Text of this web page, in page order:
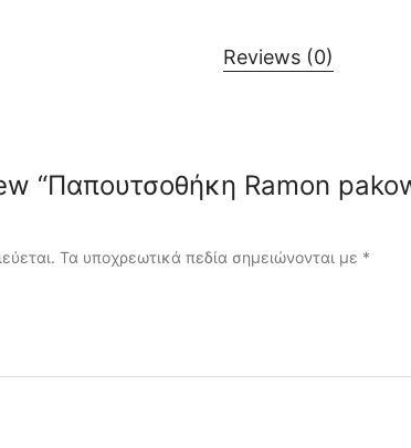
Reviews (0)
“Παπουτσοθήκη Ramon
Τα υποχρεωτικά πεδία σημειώνονται με *